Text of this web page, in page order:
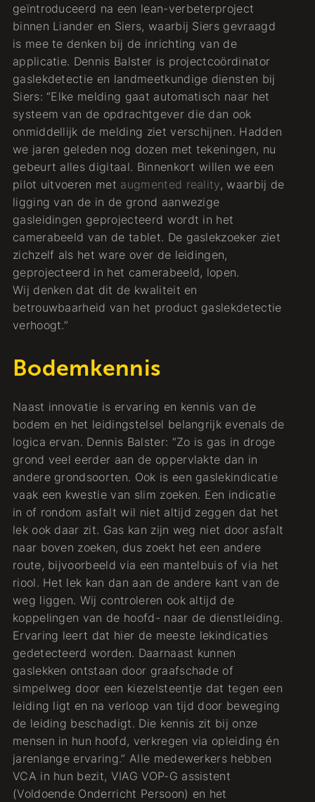
geïntroduceerd na een lean-verbeterproject
binnen Liander en Siers, waarbij Siers gevraagd
is mee te denken bij de inrichting van de
applicatie. Dennis Balster is projectcoördinator
gaslekdetectie en landmeetkundige diensten bij
Siers: “Elke melding gaat automatisch naar het
systeem van de opdrachtgever die dan ook
onmiddellijk de melding ziet verschijnen. Hadden
we jaren geleden nog dozen met tekeningen, nu
gebeurt alles digitaal. Binnenkort willen we een
pilot uitvoeren met augmented reality, waarbij de
ligging van de in de grond aanwezige
gasleidingen geprojecteerd wordt in het
camerabeeld van de tablet. De gaslekzoeker ziet
zichzelf als het ware over de leidingen,
geprojecteerd in het camerabeeld, lopen.
Wij denken dat dit de kwaliteit en
betrouwbaarheid van het product gaslekdetectie
verhoogt.”
Bodemkennis
Naast innovatie is ervaring en kennis van de
bodem en het leidingstelsel belangrijk evenals de
logica ervan. Dennis Balster: “Zo is gas in droge
grond veel eerder aan de oppervlakte dan in
andere grondsoorten. Ook is een gaslekindicatie
vaak een kwestie van slim zoeken. Een indicatie
in of rondom asfalt wil niet altijd zeggen dat het
lek ook daar zit. Gas kan zijn weg niet door asfalt
naar boven zoeken, dus zoekt het een andere
route, bijvoorbeeld via een mantelbuis of via het
riool. Het lek kan dan aan de andere kant van de
weg liggen. Wij controleren ook altijd de
koppelingen van de hoofd- naar de dienstleiding.
Ervaring leert dat hier de meeste lekindicaties
gedetecteerd worden. Daarnaast kunnen
gaslekken ontstaan door graafschade of
simpelweg door een kiezelsteentje dat tegen een
leiding ligt en na verloop van tijd door beweging
de leiding beschadigt. Die kennis zit bij onze
mensen in hun hoofd, verkregen via opleiding én
jarenlange ervaring.” Alle medewerkers hebben
VCA in hun bezit, VIAG VOP-G assistent
(Voldoende Onderricht Persoon) en het